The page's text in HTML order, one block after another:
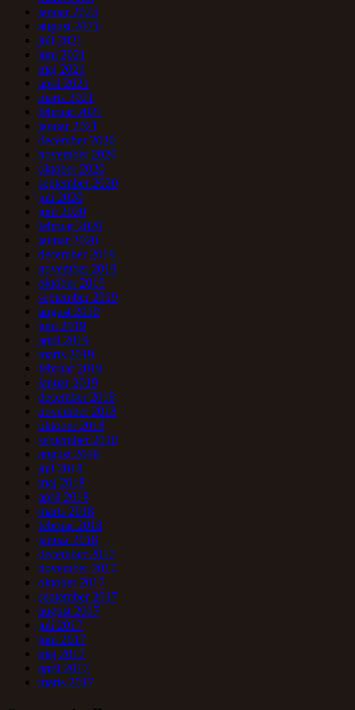
januar 2023
august 2021
juli 2021
juni 2021
maj 2021
april 2021
marts 2021
februar 2021
januar 2021
december 2020
november 2020
oktober 2020
september 2020
juli 2020
juni 2020
februar 2020
januar 2020
december 2019
november 2019
oktober 2019
september 2019
august 2019
juni 2019
april 2019
marts 2019
februar 2019
januar 2019
december 2018
november 2018
oktober 2018
september 2018
august 2018
juli 2018
maj 2018
april 2018
marts 2018
februar 2018
januar 2018
december 2017
november 2017
oktober 2017
september 2017
august 2017
juli 2017
juni 2017
maj 2017
april 2017
marts 2017